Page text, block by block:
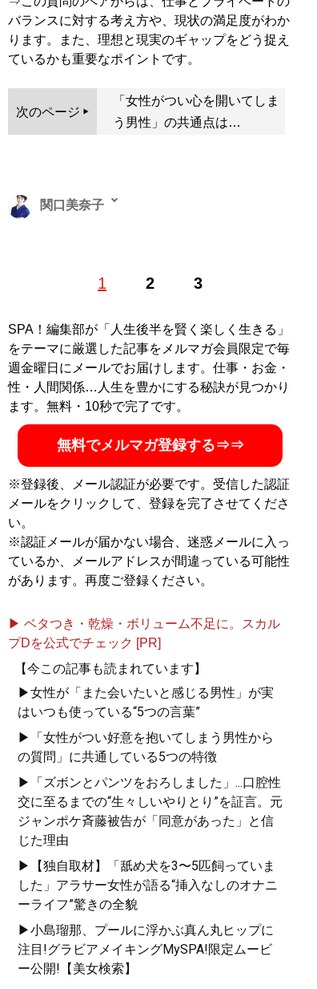
バランスに対する考え方や、現状の満足度がわか
ります。また、理想と現実のギャップをどう捉え
ているかも重要なポイントです。
次のページ
「女性がつい心を開いてしま
う男性」の共通点は…
1 2 3
関口美奈子
ンズ化粧品「ISIKI」開発ディレクター。オフィシャルサ
「みなこの圧倒的モテ男TV」は開設1年半で総再生数が
5000万回を突破（Xアカウント:
@sekiguchiminako）
『気遣いを恋と勘違いす
る男、優しさを愛と勘違
見抜き、最高のベストパ
ートナーを見つける男と
女の心理ルール 』
「本当に自分に合うベス
全技術！
がる男、「最後の女」に
で学ぶ男と女の新・心理
大全』
男の浮気は副業、女の浮
記事一覧へ
SPA！編集部が「人生後半を賢く楽しく生きる」
をテーマに厳選した記事をメルマガ会員限定で毎
週金曜日にメールでお届けします。仕事・お金・
性・人間関係…人生を豊かにする秘訣が見つかり
ます。無料・10秒で完了です。
無料でメルマガ登録する⇒⇒
※登録後、メール認証が必要です。受信した認証
メールをクリックして、登録を完了させてくださ
い。
※認証メールが届かない場合、迷惑メールに入っ
ているか、メールアドレスが間違っている可能性
があります。再度ご登録ください。
▶ ベタつき・乾燥・ボリューム不足に。スカル
プDを公式でチェック [PR]
【今この記事も読まれています】
▶女性が「また会いたいと感じる男性」が実
はいつも使っている“5つの言葉”
▶「女性がつい好意を抱いてしまう男性から
の質問」に共通している5つの特徴
▶「ズボンとパンツをおろしました」...口腔性
交に至るまでの“生々しいやりとり”を証言。元
ジャンポケ斉藤被告が「同意があった」と信
じた理由
▶【独自取材】「舐め犬を3〜5匹飼っていま
した」アラサー女性が語る“挿入なしのオナニ
ーライフ”驚きの全貌
▶小島瑠那、プールに浮かぶ真ん丸ヒップに
注目!グラビアメイキングMySPA!限定ムービ
ー公開!【美女検索】